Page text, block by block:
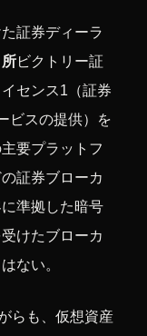
証券ディーラ
ビクトリー証
センス1（証券
ビスの提供）を
要プラットフ
証券ブローカ
準拠した暗号
けたブローカ
ない。
らも、仮想資産